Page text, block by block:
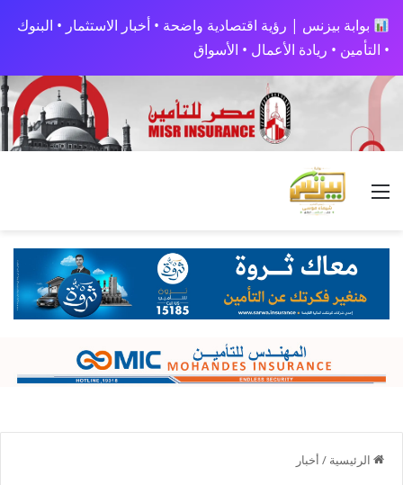
بوابة بيزنس | رؤية اقتصادية واضحة • أخبار الاستثمار • البنوك
• التأمين • ريادة الأعمال • الأسواق
القائمة
الرئيسية / أخبار